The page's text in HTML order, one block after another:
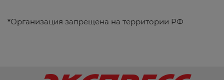
*Организация запрещена на территории РФ